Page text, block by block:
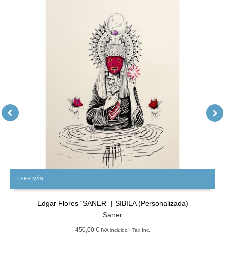
LEER MÁS
Edgar Flores “SANER” | SIBILA (Personalizada)
Saner
450,00 € IVA incluido | Tax Inc.